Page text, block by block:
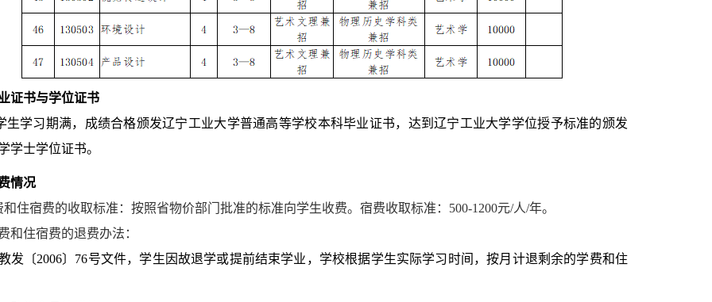
证书与学位证书
生学习期满，成绩合格颁发辽宁工业大学普通高等学校本科毕业证书，达到辽宁工业大学学位授予标准的颁发
学士学位证书。
情况
和住宿费的收取标准：按照省物价部门批准的标准向学生收费。宿费收取标准：500-1200元/人/年。
和住宿费的退费办法：
发〔2006〕76号文件，学生因故退学或提前结束学业，学校根据学生实际学习时间，按月计退剩余的学费和住